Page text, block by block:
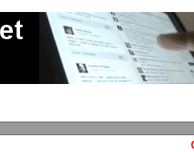
Chaines info audience